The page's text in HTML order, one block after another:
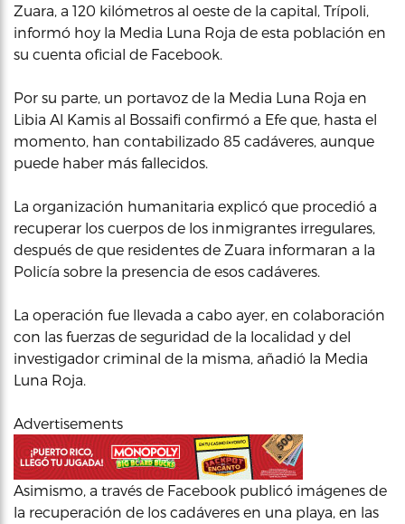
Zuara, a 120 kilómetros al oeste de la capital, Trípoli,
informó hoy la Media Luna Roja de esta población en
su cuenta oficial de Facebook.
Por su parte, un portavoz de la Media Luna Roja en
Libia Al Kamis al Bossaifi confirmó a Efe que, hasta el
momento, han contabilizado 85 cadáveres, aunque
puede haber más fallecidos.
La organización humanitaria explicó que procedió a
recuperar los cuerpos de los inmigrantes irregulares,
después de que residentes de Zuara informaran a la
Policía sobre la presencia de esos cadáveres.
La operación fue llevada a cabo ayer, en colaboración
con las fuerzas de seguridad de la localidad y del
investigador criminal de la misma, añadió la Media
Luna Roja.
Advertisements
Asimismo, a través de Facebook publicó imágenes de
la recuperación de los cadáveres en una playa, en las